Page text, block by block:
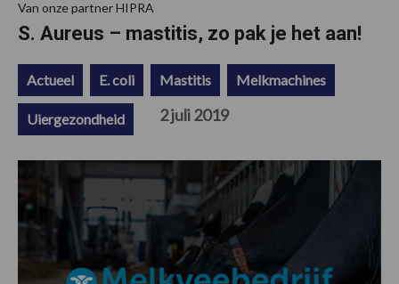
Van onze partner HIPRA
S. Aureus – mastitis, zo pak je het aan!
Actueel E. coli Mastitis Melkmachines
Uiergezondheid 2 juli 2019